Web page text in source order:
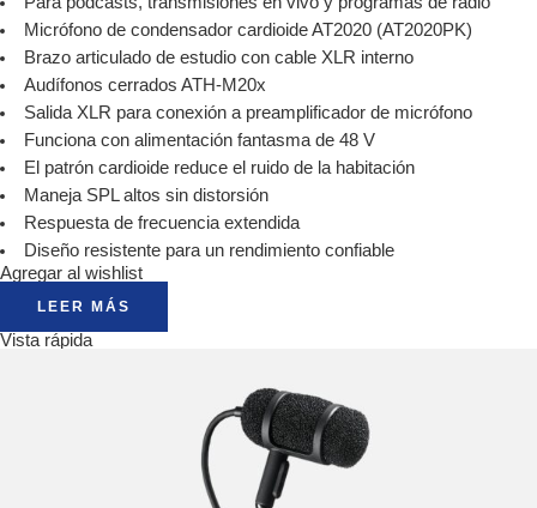
Micrófono de condensador cardioide AT2020 (AT2020PK)
Brazo articulado de estudio con cable XLR interno
Audífonos cerrados ATH-M20x
Salida XLR para conexión a preamplificador de micrófono
Funciona con alimentación fantasma de 48 V
El patrón cardioide reduce el ruido de la habitación
Maneja SPL altos sin distorsión
Respuesta de frecuencia extendida
Diseño resistente para un rendimiento confiable
Agregar al wishlist
LEER MÁS
Vista rápida